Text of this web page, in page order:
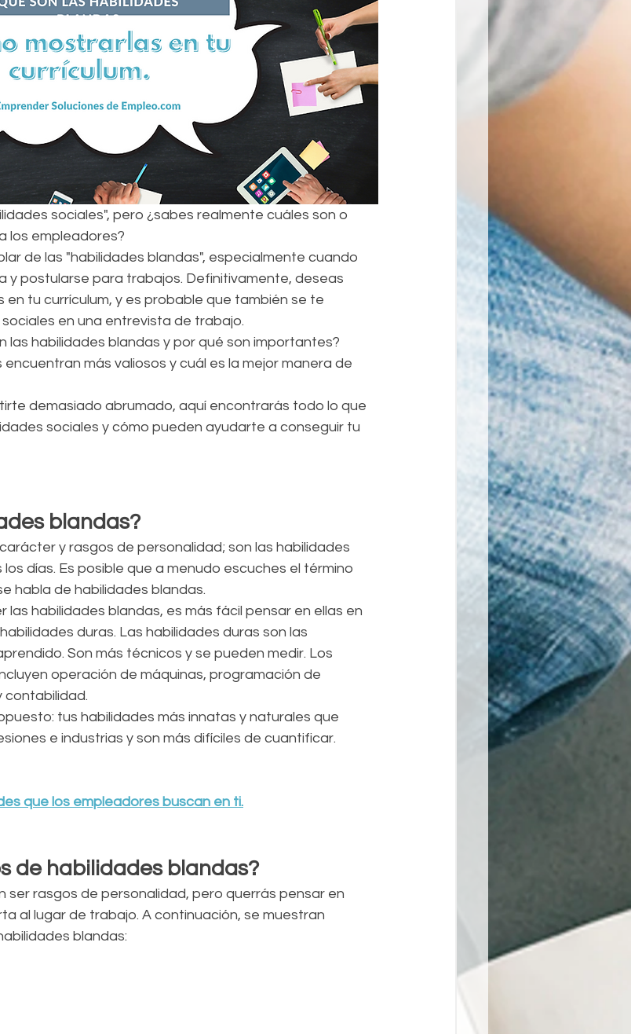
sociales", pero ¿sabes realmente cuáles son o
los empleadores?
de las "habilidades blandas", especialmente cuando
y postularse para trabajos. Definitivamente, deseas
tu currículum, y es probable que también se te
en una entrevista de trabajo.
las habilidades blandas y por qué son importantes?
más valiosos y cuál es la mejor manera de
demasiado abrumado, aquí encontrarás todo lo que
sociales y cómo pueden ayudarte a conseguir tu
blandas?
y rasgos de personalidad; son las habilidades
días. Es posible que a menudo escuches el término
habla de habilidades blandas.
habilidades blandas, es más fácil pensar en ellas en
duras. Las habilidades duras son las
Son más técnicos y se pueden medir. Los
operación de máquinas, programación de
tus habilidades más innatas y naturales que
e industrias y son más difíciles de cuantificar.
que los empleadores buscan en ti.
de habilidades blandas?
ser rasgos de personalidad, pero querrás pensar en
al lugar de trabajo. A continuación, se muestran
blandas: